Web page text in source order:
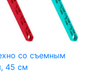
со съемным
45 см